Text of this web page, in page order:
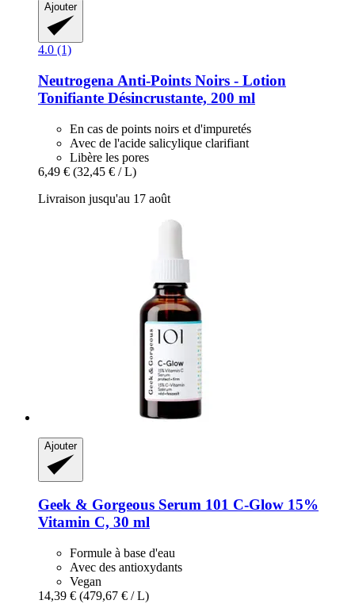
Ajouter
4.0 (1)
Neutrogena Anti-​Points Noirs -​ Lotion
Tonifiante Désincrustante, 200 ml
En cas de points noirs et d'impuretés
Avec de l'acide salicylique clarifiant
Libère les pores
6,49 € (32,45 € / L)
Livraison jusqu'au 17 août
Ajouter
Geek & Gorgeous Serum 101 C-​Glow 15%
Vitamin C, 30 ml
Formule à base d'eau
Avec des antioxydants
Vegan
14,39 € (479,67 € / L)